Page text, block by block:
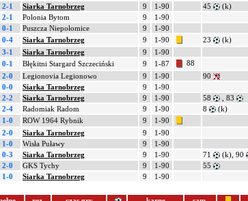
2-1 Siarka Tarnobrzeg 9 1-90 45
(k)
2-1 Polonia Bytom 9
1-90
0-1 Puszcza Niepołomice 9
1-90
0-4 Siarka Tarnobrzeg 9 1-90 23
(k)
3-1 Siarka Tarnobrzeg 9
1-90
0-1 Błękitni Stargard Szczeciński 9 1-87
88
2-0 Legionovia Legionowo 9 1-90
90
0-0 Siarka Tarnobrzeg 9
1-90
2-2 Siarka Tarnobrzeg 9 1-90 58
, 83
2-4 Radomiak Radom 9 1-90 8
(k)
1-0 ROW 1964 Rybnik 9
1-90
2-0 Siarka Tarnobrzeg 9
1-90
1-0 Wisła Puławy 9
1-90
0-3 Siarka Tarnobrzeg 9 1-90 71
(k), 90
2-0 GKS Tychy 9 1-90
55
1-0 Siarka Tarnobrzeg 9 1-90